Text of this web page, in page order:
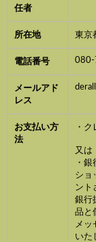
任者
所在地 東京
電話番号 080-
メールアド
レス
お支払い方
法
・
又は
・銀
ショ
ント
銀行
品と
メッ
いた